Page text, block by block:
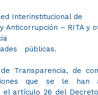
Interinstitucional de
Anticorrupción – RITA y
públicas.​
Transparencia, de
que se le han
el artículo 26 del